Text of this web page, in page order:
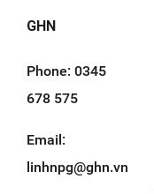
GHN
Phone: 0345
678 575
Email:
linhnpg@ghn.vn